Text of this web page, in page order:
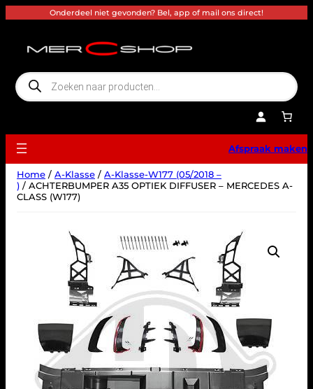
Onderdeel niet gevonden? Bel, app of mail ons direct!
P
r
o
n
o
e
k
e
n
Afspraak maken
Home / A-Klasse / A-Klasse-W177 (05/2018 –
) / ACHTERBUMPER A35 OPTIEK DIFFUSER – MERCEDES A-
CLASS (W177)